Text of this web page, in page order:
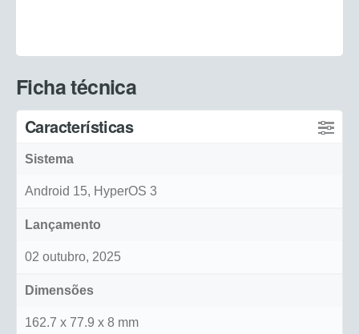
Ficha técnica
Características
Sistema
Android 15, HyperOS 3
Lançamento
02 outubro, 2025
Dimensões
162.7 x 77.9 x 8 mm